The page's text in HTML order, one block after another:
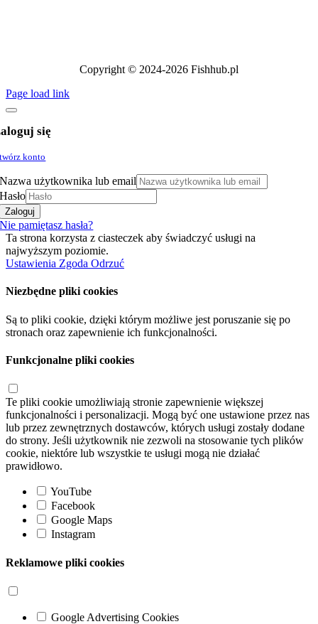
Copyright © 2024-2026 Fishhub.pl
Page load link
się
konto
Nazwa użytkownika lub email
Hasło
Zaloguj
Nie pamiętasz hasła?
Ta strona korzysta z ciasteczek aby świadczyć usługi na
najwyższym poziomie.
Ustawienia Zgoda Odrzuć
Niezbędne pliki cookies
Są to pliki cookie, dzięki którym możliwe jest poruszanie się po
stronach oraz zapewnienie ich funkcjonalności.
Funkcjonalne pliki cookies
Te pliki cookie umożliwiają stronie zapewnienie większej
funkcjonalności i personalizacji. Mogą być one ustawione przez nas
lub przez zewnętrznych dostawców, których usługi zostały dodane
do strony. Jeśli użytkownik nie zezwoli na stosowanie tych plików
cookie, niektóre lub wszystkie te usługi mogą nie działać
prawidłowo.
YouTube
Facebook
Google Maps
Instagram
Reklamowe pliki cookies
Google Advertising Cookies